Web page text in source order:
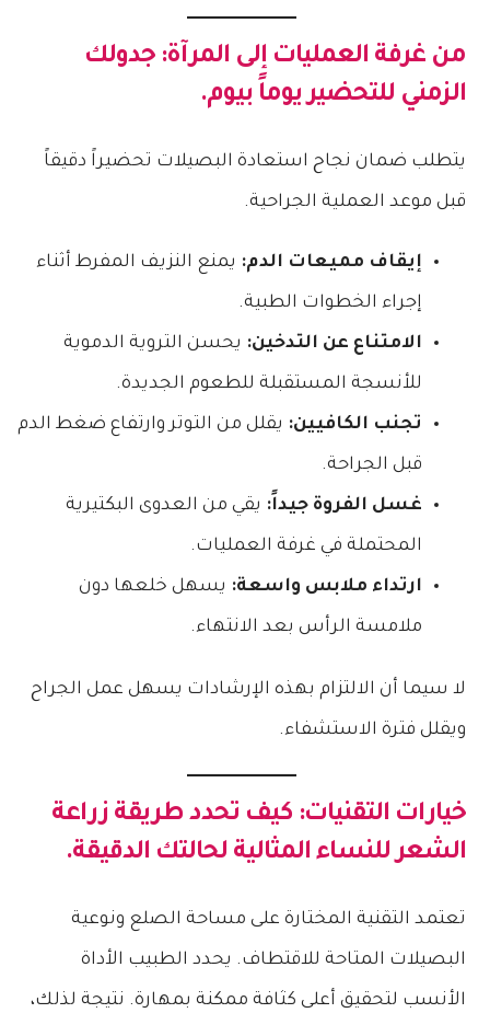
من غرفة العمليات إلى المرآة: جدولك
الزمني للتحضير يوماً بيوم.
يتطلب ضمان نجاح استعادة البصيلات تحضيراً دقيقاً
قبل موعد العملية الجراحية.
إيقاف مميعات الدم: يمنع النزيف المفرط أثناء
إجراء الخطوات الطبية.
الامتناع عن التدخين: يحسن التروية الدموية
للأنسجة المستقبلة للطعوم الجديدة.
تجنب الكافيين: يقلل من التوتر وارتفاع ضغط الدم
قبل الجراحة.
غسل الفروة جيداً: يقي من العدوى البكتيرية
المحتملة في غرفة العمليات.
ارتداء ملابس واسعة: يسهل خلعها دون
ملامسة الرأس بعد الانتهاء.
لا سيما أن الالتزام بهذه الإرشادات يسهل عمل الجراح
ويقلل فترة الاستشفاء.
خيارات التقنيات: كيف تحدد طريقة زراعة
الشعر للنساء المثالية لحالتك الدقيقة.
تعتمد التقنية المختارة على مساحة الصلع ونوعية
البصيلات المتاحة للاقتطاف. يحدد الطبيب الأداة
الأنسب لتحقيق أعلى كثافة ممكنة بمهارة. نتيجة لذلك،